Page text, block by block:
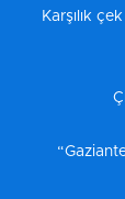
Karşılık